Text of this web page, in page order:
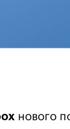
нового